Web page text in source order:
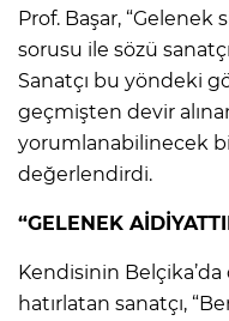
Prof. Başar, “Gelenek
sorusu ile sözü
Sanatçı bu yöndeki
geçmişten devir
yorumlanabilinecek
değerlendirdi.
“GELENEK
Kendisinin
hatırlatan sanatçı,